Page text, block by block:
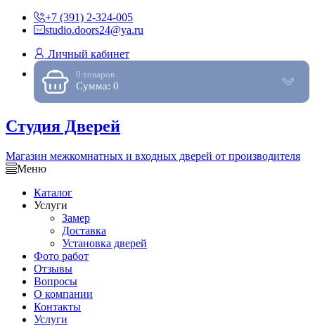
+7 (391) 2-324-005
studio.doors24@ya.ru
Личный кабинет
0 товаров
Сумма: 0
Студия Дверей
Магазин межкомнатных и входных дверей от производителя
Меню
Каталог
Услуги
Замер
Доставка
Установка дверей
Фото работ
Отзывы
Вопросы
О компании
Контакты
Услуги